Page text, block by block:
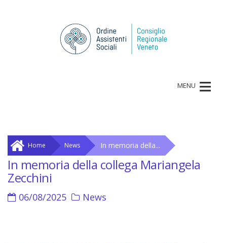
MENU ≡
Home News In memoria della...
In memoria della collega Mariangela
Zecchini
06/08/2025 News